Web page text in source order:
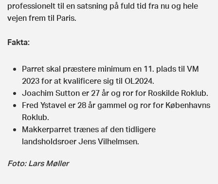
professionelt til en satsning på fuld tid fra nu og hele
vejen frem til Paris.
Fakta:
Parret skal præstere minimum en 11. plads til VM
2023 for at kvalificere sig til OL2024.
Joachim Sutton er 27 år og ror for Roskilde Roklub.
Fred Ystavel er 28 år gammel og ror for Københavns
Roklub.
Makkerparret trænes af den tidligere
landsholdsroer Jens Vilhelmsen.
Foto: Lars Møller